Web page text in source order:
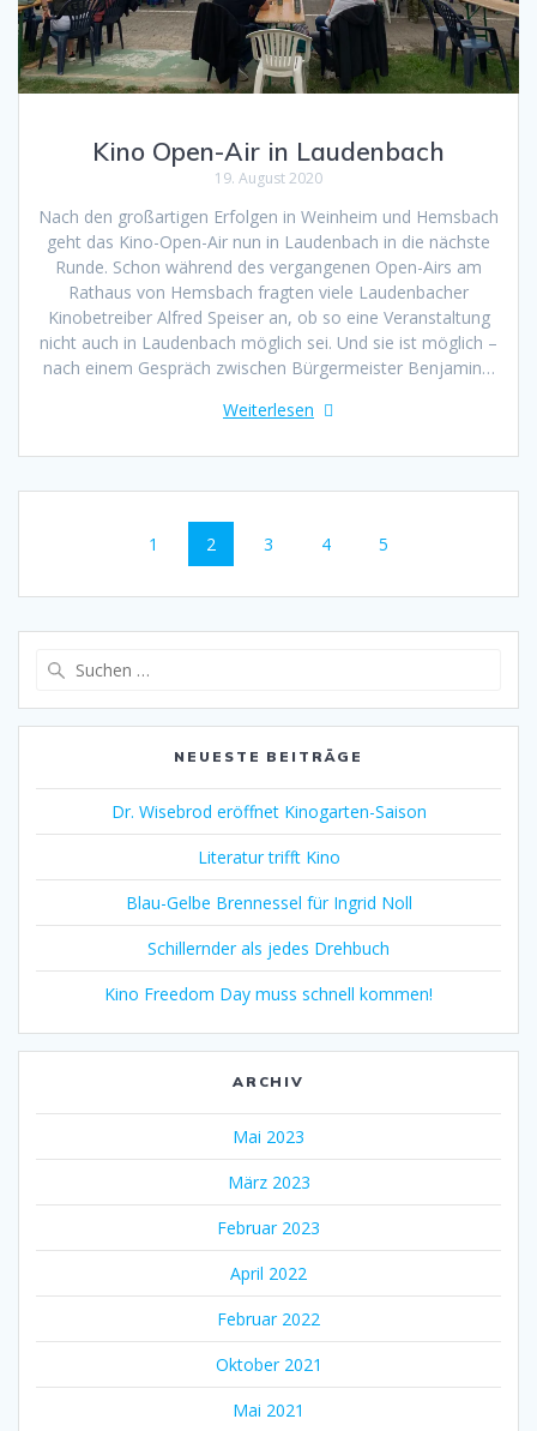
Kino Open-Air in Laudenbach
19. August 2020
Nach den großartigen Erfolgen in Weinheim und Hemsbach
geht das Kino-Open-Air nun in Laudenbach in die nächste
Runde. Schon während des vergangenen Open-Airs am
Rathaus von Hemsbach fragten viele Laudenbacher
Kinobetreiber Alfred Speiser an, ob so eine Veranstaltung
nicht auch in Laudenbach möglich sei. Und sie ist möglich –
nach einem Gespräch zwischen Bürgermeister Benjamin…
Weiterlesen
Beitragsnavigation
Seite
1 Seite
2 Seite
3 Seite
4 Seite
5
NEUESTE BEITRÄGE
Dr. Wisebrod eröffnet Kinogarten-Saison
Literatur trifft Kino
Blau-Gelbe Brennessel für Ingrid Noll
Schillernder als jedes Drehbuch
Kino Freedom Day muss schnell kommen!
ARCHIV
Mai 2023
März 2023
Februar 2023
April 2022
Februar 2022
Oktober 2021
Mai 2021